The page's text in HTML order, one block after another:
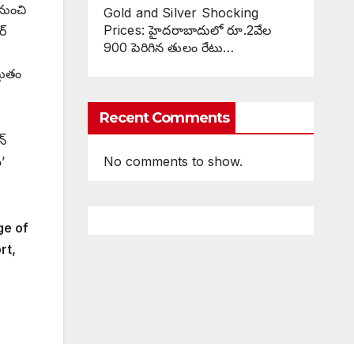
of
Gold and Silver Shocking
Prices: హైదరాబాదులో రూ.2వేల
900 పెరిగిన తులం రేటు…
Recent Comments
No comments to show.